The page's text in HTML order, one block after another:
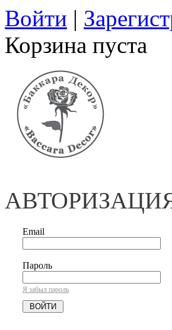
Войти |
Корзина пуста
Email
Пароль
Я забыл пароль